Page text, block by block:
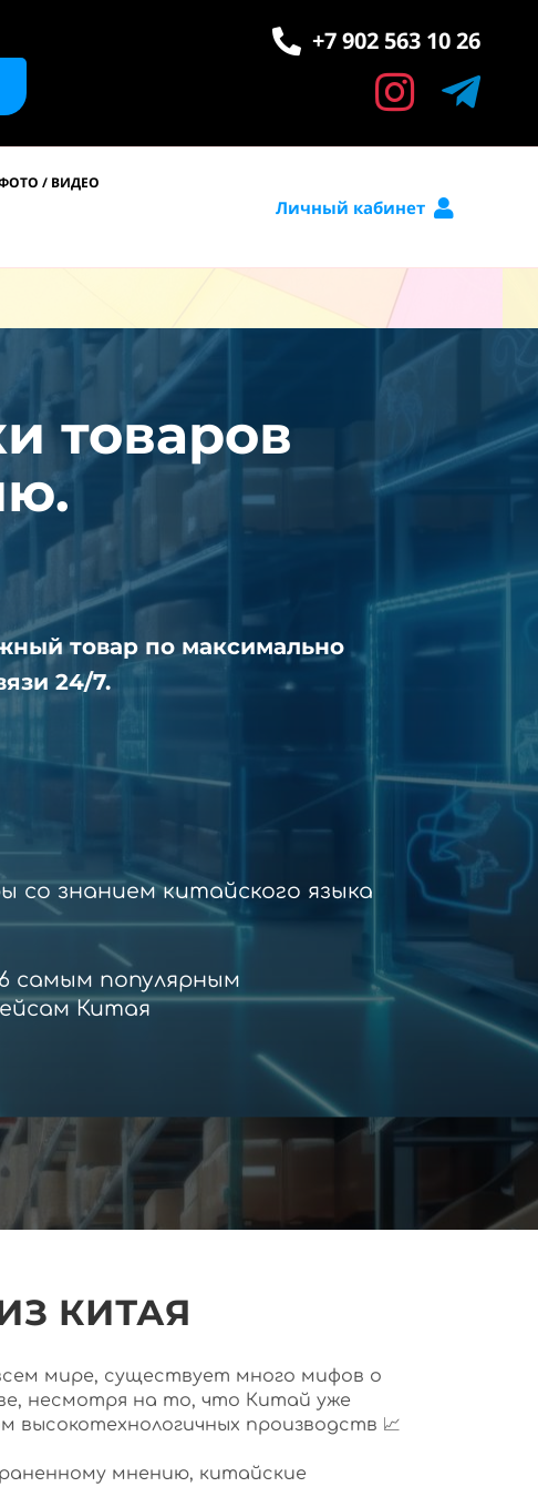
+7 902 563 10 26
/ ВИДЕО
Личный кабинет
товаров
товар по максимально
24/7.
со знанием китайского языка
самым популярным
Китая
КИТАЯ
мире, существует много мифов о
несмотря на то, что Китай уже
высокотехнологичных производств 📈
мнению, китайские